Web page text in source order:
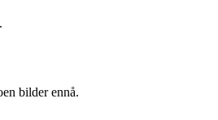
bilder ennå.